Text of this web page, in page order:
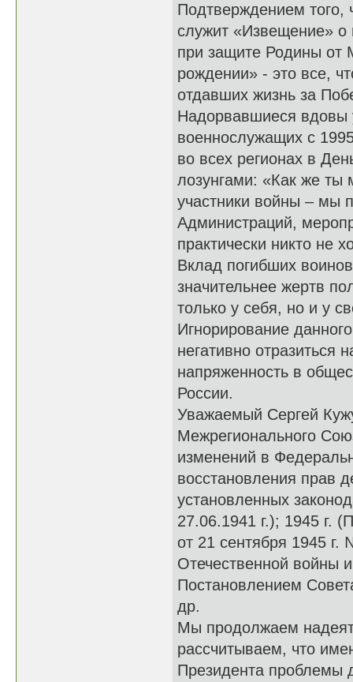
Подтверждением того,
служит «Извещение» о
при защите Родины от
рождении» - это все,
отдавших жизнь за
Надорвавшиеся вдовы
военнослужащих с
во всех регионах в
лозунгами: «Как же ты
участники войны – мы
Администраций,
практически никто не
Вклад погибших
значительнее жертв
только у себя, но и у
Игнорирование
негативно отразиться
напряженность в
России.
Уважаемый Сергей
Межрегионального
изменений в
восстановления прав
установленных
27.06.1941 г.); 1945 г.
от 21 сентября 1945
Отечественной войны
Постановлением
др.
Мы продолжаем
рассчитываем, что
Президента проблемы